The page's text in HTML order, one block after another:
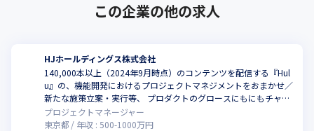
この企業の他の求人
HJホールディングス株式会社
140,000本以上（2024年9月時点）のコンテンツを配信する『Hul
u』の、機能開発におけるプロジェクトマネジメントをおまかせ／
新たな施策立案・実行等、 プロダクトのグロースにもにもチャレ
ンジできる環境
プロジェクトマネージャー
東京都
年収 : 500-1000万円